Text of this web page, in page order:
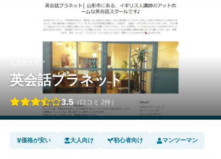
山形県エリア
英会話プラネット
3.5 （口コミ 2件）
価格が安い 大人向け 初心者向け マンツーマン